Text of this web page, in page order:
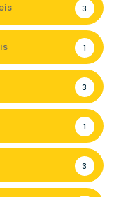
3
1
3
1
3